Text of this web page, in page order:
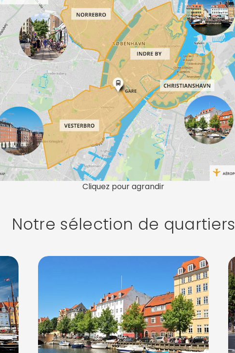
Cliquez pour agrandir
Notre sélection de quartiers